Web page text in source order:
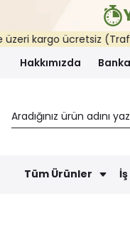
(Trafik Ekip.
Hakkımızda
Tüm Ürünler